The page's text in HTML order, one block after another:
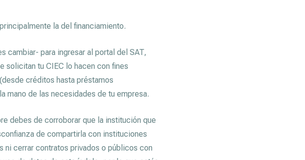
la del financiamiento.
cambiar- para ingresar al portal del SAT,
solicitan tu CIEC lo hacen con fines
créditos hasta préstamos
mano de las necesidades de tu empresa.
debes de corroborar que la institución que
de compartirla con instituciones
ni cerrar contratos privados o públicos con